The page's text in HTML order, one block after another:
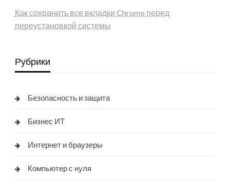
Как сохранить все вкладки Chrome перед
переустановкой системы
Рубрики
Безопасность и защита
Бизнес ИТ
Интернет и браузеры
Компьютер с нуля